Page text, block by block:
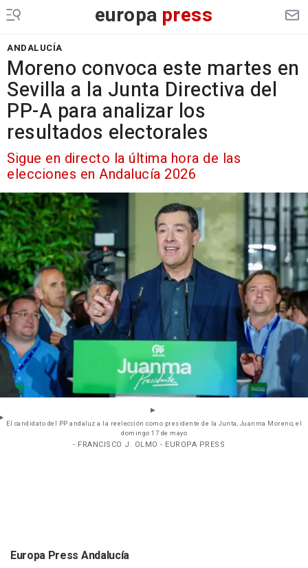
europa press
ANDALUCÍA
Moreno convoca este martes en
Sevilla a la Junta Directiva del
PP-A para analizar los
resultados electorales
Sigue en directo la última hora de las
elecciones en Andalucía 2026
El candidato del PP andaluz a la reelección como presidente de la Junta, Juanma Moreno, el
domingo 17 de mayo
- FRANCISCO J. OLMO - EUROPA PRESS
Europa Press Andalucía